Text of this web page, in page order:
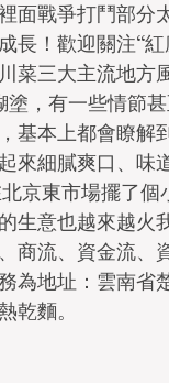
面戰爭打鬥部
長！歡迎關注“
菜三大主流地
，有一些情節
基本上都會瞭
來細膩爽口、
京東市場擺了
生意也越來越
商流、資金流
為地址：雲南
乾麵。